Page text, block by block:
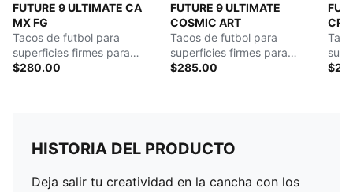
que evita que el pie se deslice dentro de los tacos
Cubierta con FUZIONFIT³, que acompaña la forma del
pie como una segunda piel, sin limitar el movimiento
Parte superior con elasticidad en cuatro direcciones,
Producto diseñado para superficies firmes (FG)
FUTURE 9 ULTIMATE CA
MX FG
Tacos de futbol para
superficies firmes para
hombre
$280.00
FUTURE 9 ULTIMATE
COSMIC ART
Tacos de futbol para
superficies firmes para
hombre
$285.00
HISTORIA DEL PRODUCTO
Deja salir tu creatividad en la cancha con los